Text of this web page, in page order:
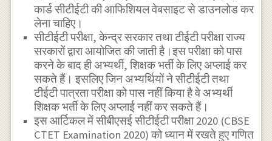
कार्ड सीटीईटी की आफिशियल वेबसाइट से डाउनलोड कर
लेना चाहिए।
सीटीईटी परीक्षा, केन्द्र सरकार तथा टीईटी परीक्षा राज्य
सरकारों द्वारा आयोजित की जाती है।इस परीक्षा को पास
करने के बाद ही अभ्यर्थी, शिक्षक भर्ती के लिए अप्लाई कर
सकते हैं। इसलिए जिन अभ्यर्थियों ने सीटीईटी तथा
टीईटी पात्रता परीक्षा को पास नहीं किया है वे अभ्यर्थी
शिक्षक भर्ती के लिए अप्लाई नहीं कर सकते हैं।
इस आर्टिकल में सीबीएसई सीटीईटी परीक्षा 2020 (CBSE
CTET Examination 2020) को ध्यान में रखते हुए गणित